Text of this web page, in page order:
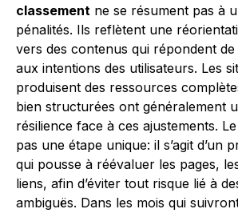
classement ne se résument pas à
pénalités. Ils reflètent une
vers des contenus qui répondent
aux intentions des utilisateurs. Les
produisent des ressources
bien structurées ont généralement
résilience face à ces ajustements.
pas une étape unique: il s’agit d’un
qui pousse à réévaluer les pages,
liens, afin d’éviter tout risque lié à
ambiguës. Dans les mois qui